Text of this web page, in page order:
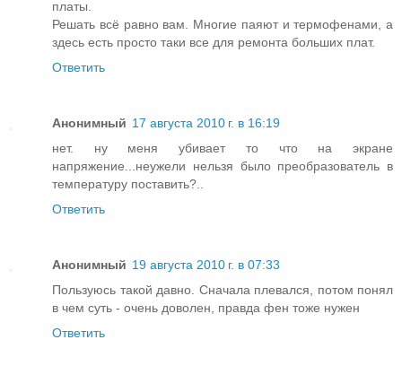
платы.
Решать всё равно вам. Многие паяют и термофенами, а
здесь есть просто таки все для ремонта больших плат.
Ответить
Анонимный 17 августа 2010 г. в 16:19
нет. ну меня убивает то что на экране
напряжение...неужели нельзя было преобразователь в
температуру поставить?..
Ответить
Анонимный 19 августа 2010 г. в 07:33
Пользуюсь такой давно. Сначала плевался, потом понял
в чем суть - очень доволен, правда фен тоже нужен
Ответить